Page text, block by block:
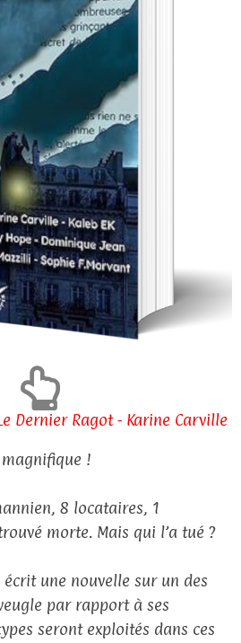
Dernier Ragot - Karine Carville
!
8 locataires, 1
morte. Mais qui l’a tué ?
écrit une nouvelle sur un des
par rapport à ses
seront exploités dans ces